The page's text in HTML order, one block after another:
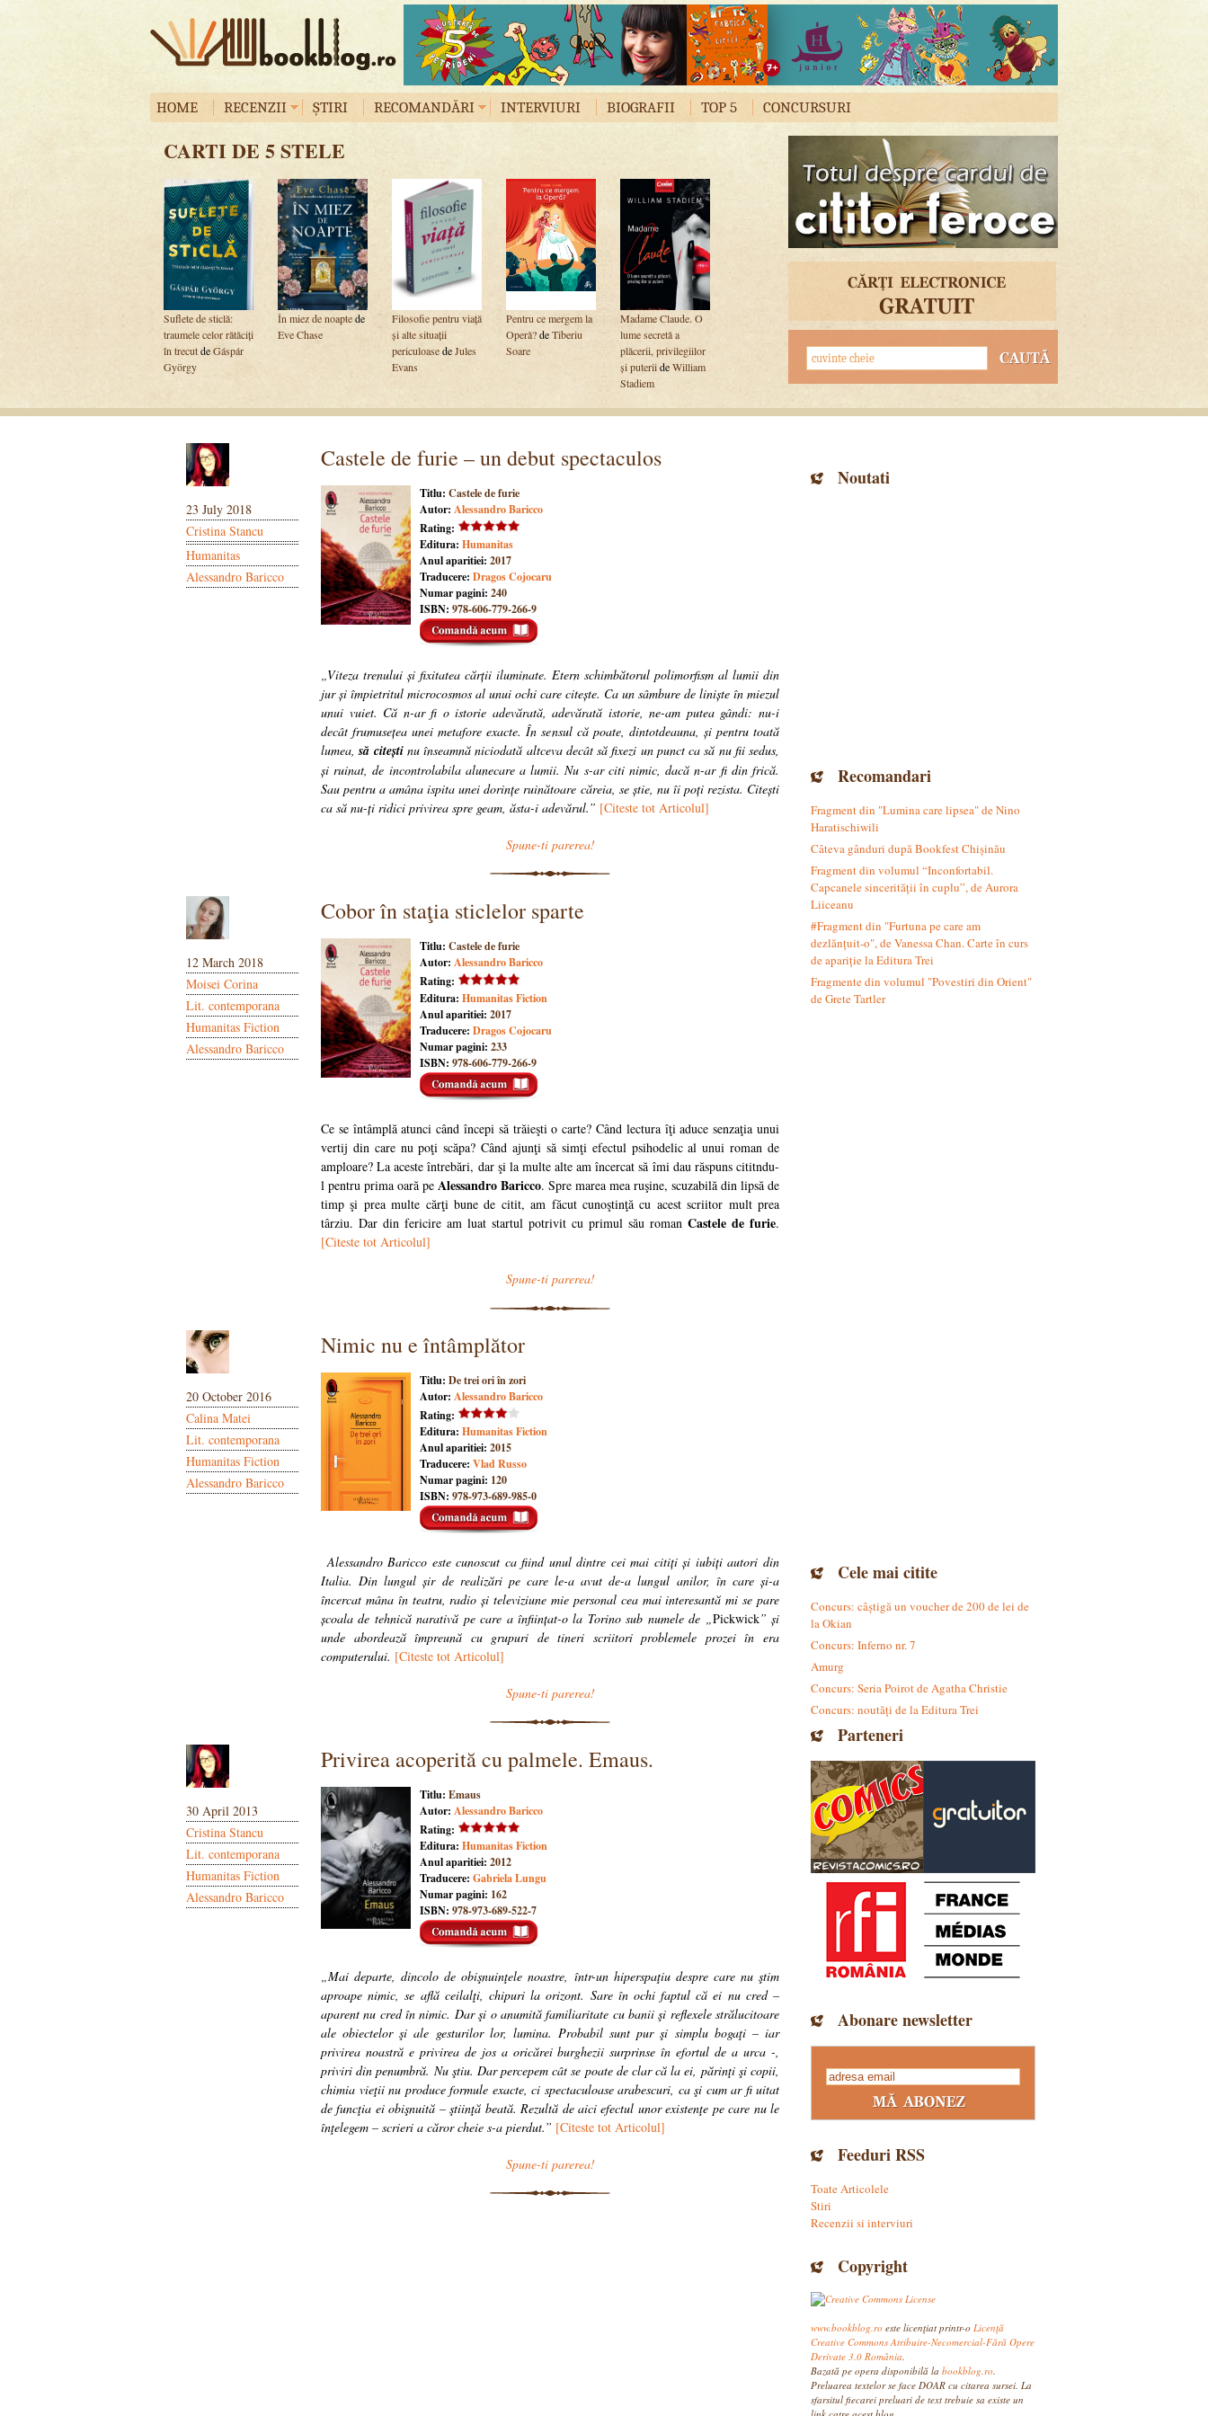
HOME RECENZII ȘTIRI RECOMANDĂRI INTERVIURI BIOGRAFII TOP 5 CONCURSURI
CARTI DE 5 STELE
Suflete de sticlă:
traumele celor rătăciți
în trecutdeGáspár
György
În miez de noaptede
Eve Chase
Filosofie pentru viață
și alte situații
periculoasedeJules
Evans
Pentru ce mergem la
Operă?deTiberiu
Soare
Madame Claude. O
lume secretă a
plăcerii, privilegiilor
și puteriideWilliam
Stadiem
23 July 2018
Cristina Stancu
Humanitas
Alessandro Baricco
Castele de furie – un debut spectaculos
Titlu: Castele de furie
Autor: Alessandro Baricco
Rating:
Editura: Humanitas
Anul aparitiei: 2017
Traducere: Dragos Cojocaru
Numar pagini: 240
ISBN: 978-606-779-266-9
„Viteza trenului și fixitatea cărții iluminate. Etern schimbătorul polimorfism al lumii din
jur și împietritul microcosmos al unui ochi care citește. Ca un sâmbure de liniște în miezul
unui vuiet. Că n-ar fi o istorie adevărată, adevărată istorie, ne-am putea gândi: nu-i
decât frumusețea unei metafore exacte. În sensul că poate, dintotdeauna, și pentru toată
lumea,să citeștinu înseamnă niciodată altceva decât să fixezi un punct ca să nu fii sedus,
și ruinat, de incontrolabila alunecare a lumii. Nu s-ar citi nimic, dacă n-ar fi din frică.
Sau pentru a amâna ispita unei dorințe ruinătoare căreia, se știe, nu îi poți rezista. Citești
ca să nu-ți ridici privirea spre geam, ăsta-i adevărul.” [Citeste tot Articolul]
Spune-ti parerea!
12 March 2018
Moisei Corina
Lit. contemporana
Humanitas Fiction
Alessandro Baricco
Cobor în staţia sticlelor sparte
Titlu: Castele de furie
Autor: Alessandro Baricco
Rating:
Editura: Humanitas Fiction
Anul aparitiei: 2017
Traducere: Dragos Cojocaru
Numar pagini: 233
ISBN: 978-606-779-266-9
Ce se întâmplă atunci când începi să trăieşti o carte? Când lectura îţi aduce senzaţia unui
vertij din care nu poţi scăpa? Când ajunţi să simţi efectul psihodelic al unui roman de
amploare? La aceste întrebări, dar şi la multe alte am încercat să îmi dau răspuns cititndu-
l pentru prima oară pe Alessandro Baricco. Spre marea mea ruşine, scuzabilă din lipsă de
timp şi prea multe cărţi bune de citit, am făcut cunoştinţă cu acest scriitor mult prea
târziu. Dar din fericire am luat startul potrivit cu primul său roman Castele de furie.
[Citeste tot Articolul]
Spune-ti parerea!
20 October 2016
Calina Matei
Lit. contemporana
Humanitas Fiction
Alessandro Baricco
Nimic nu e întâmplător
Titlu: De trei ori în zori
Autor: Alessandro Baricco
Rating:
Editura: Humanitas Fiction
Anul aparitiei: 2015
Traducere: Vlad Russo
Numar pagini: 120
ISBN: 978-973-689-985-0
Alessandro Baricco este cunoscut ca fiind unul dintre cei mai citiți și iubiți autori din
Italia. Din lungul șir de realizări pe care le-a avut de-a lungul anilor, în care și-a
încercat mâna în teatru, radio și televiziune mie personal cea mai interesantă mi se pare
școala de tehnică narativă pe care a înființat-o la Torino sub numele de „Pickwick” și
unde abordează împreună cu grupuri de tineri scriitori problemele prozei în era
computerului. [Citeste tot Articolul]
Spune-ti parerea!
30 April 2013
Cristina Stancu
Lit. contemporana
Humanitas Fiction
Alessandro Baricco
Privirea acoperită cu palmele. Emaus.
Titlu: Emaus
Autor: Alessandro Baricco
Rating:
Editura: Humanitas Fiction
Anul aparitiei: 2012
Traducere: Gabriela Lungu
Numar pagini: 162
ISBN: 978-973-689-522-7
„Mai departe, dincolo de obişnuinţele noastre, într-un hiperspaţiu despre care nu ştim
aproape nimic, se află ceilalţi, chipuri la orizont. Sare în ochi faptul că ei nu cred –
aparent nu cred în nimic. Dar şi o anumită familiaritate cu banii şi reflexele strălucitoare
ale obiectelor şi ale gesturilor lor, lumina. Probabil sunt pur şi simplu bogaţi – iar
privirea noastră e privirea de jos a oricărei burghezii surprinse în efortul de a urca -,
priviri din penumbră. Nu ştiu. Dar percepem cât se poate de clar că la ei, părinţi şi copii,
chimia vieţii nu produce formule exacte, ci spectaculoase arabescuri, ca şi cum ar fi uitat
de funcţia ei obişnuită – ştiinţă beată. Rezultă de aici efectul unor existenţe pe care nu le
înţelegem – scrieri a căror cheie s-a pierdut.” [Citeste tot Articolul]
Spune-ti parerea!
Noutati
Recomandari
Fragment din "Lumina care lipsea" de Nino
Haratischiwili
Câteva gânduri după Bookfest Chișinău
Fragment din volumul “Inconfortabil.
Capcanele sincerității în cuplu”, de Aurora
Liiceanu
#Fragment din "Furtuna pe care am
dezlănțuit-o", de Vanessa Chan. Carte în curs
de apariție la Editura Trei
Fragmente din volumul "Povestiri din Orient"
de Grete Tartler
Cele mai citite
Concurs: câștigă un voucher de 200 de lei de
la Okian
Concurs: Inferno nr. 7
Amurg
Concurs: Seria Poirot de Agatha Christie
Concurs: noutăți de la Editura Trei
Parteneri
Abonare newsletter
Feeduri RSS
Toate Articolele
Stiri
Recenzii si interviuri
Copyright
www.bookblog.ro este licenţiat printr-o Licenţă
Creative Commons Atribuire-Necomercial-Fără Opere
Derivate 3.0 România
Bazată pe opera disponibilă la bookblog.ro
Preluarea textelor se face DOAR cu citarea sursei. La
sfarsitul fiecarei preluari de text trebuie sa existe un